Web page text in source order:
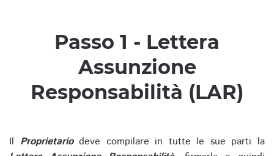
Passo 1 - Lettera
Assunzione
Responsabilità (LAR)
Il Proprietariodeve compilare in tutte le sue parti la